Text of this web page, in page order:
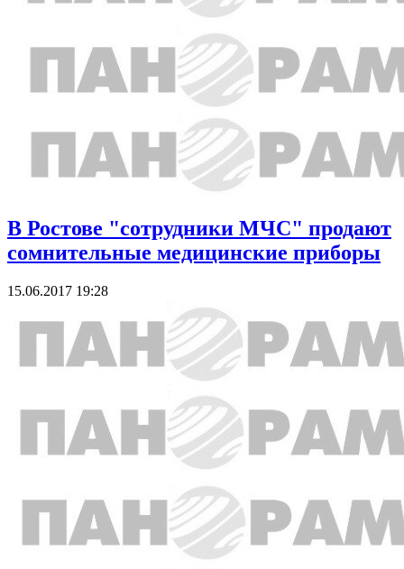
В Ростове "сотрудники МЧС" продают
сомнительные медицинские приборы
15.06.2017 19:28